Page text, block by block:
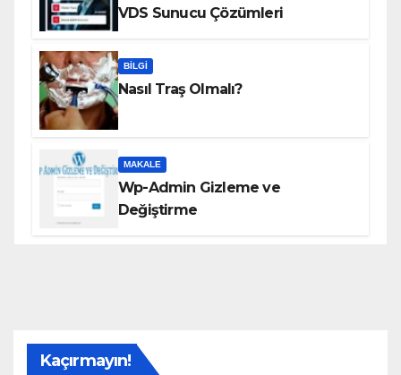
VDS Sunucu Çözümleri
BILGI
Nasıl Traş Olmalı?
MAKALE
Wp-Admin Gizleme ve
Değiştirme
Kaçırmayın!